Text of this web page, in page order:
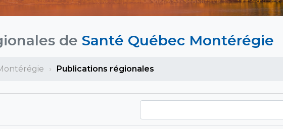
de Santé Québec Montérégie
Publications régionales